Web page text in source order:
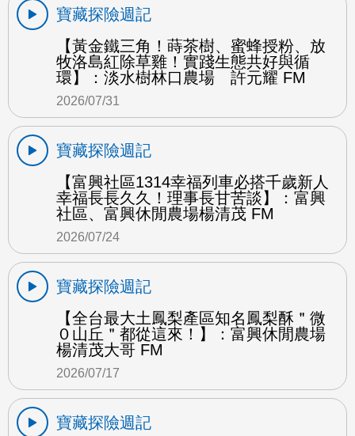
寶藏探險週記
【黃金鐵三角！蒔茶樹、蜜蜂授粉、放
牧洛島紅除草雞！實踐生態共好與循
環】：淡水樹林口農場 許元耀 FM
2026/07/31
寶藏探險週記
【富興社區1314幸福列車必搭千歲新人
幸福長長久久！理事長甘苦談】：富興
社區、富興休閒農場楊清茂 FM
2026/07/24
寶藏探險週記
【全台最大土鳳梨產區知名鳳梨酥＂微
０山丘＂都從這來！】：富興休閒農場
楊清茂大哥 FM
2026/07/17
寶藏探險週記